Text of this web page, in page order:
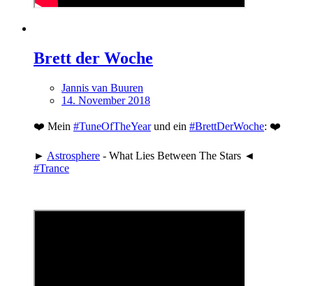
Brett der Woche
Jannis van Buuren
14. November 2018
❤️ Mein #TuneOfTheYearund ein #BrettDerWoche: ❤️
► Astrosphere - What Lies Between The Stars ◄
#Trance